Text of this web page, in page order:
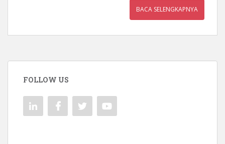
BACA SELENGKAPNYA
FOLLOW US